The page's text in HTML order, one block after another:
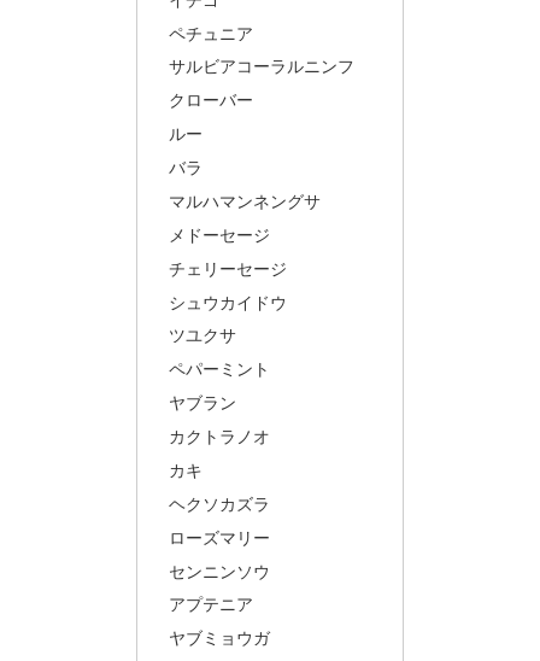
ペチュニア
サルビアコーラルニンフ
クローバー
ルー
バラ
マルハマンネングサ
メドーセージ
チェリーセージ
シュウカイドウ
ツユクサ
ペパーミント
ヤブラン
カクトラノオ
カキ
ヘクソカズラ
ローズマリー
センニンソウ
アプテニア
ヤブミョウガ